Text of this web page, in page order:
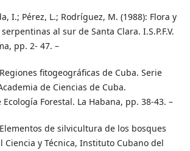
I.; Pérez, L.; Rodríguez, M. (1988): Flora y
al sur de Santa Clara. I.S.P.F.V.
pp. 2- 47. –
fitogeográficas de Cuba. Serie
de Ciencias de Cuba.
Forestal. La Habana, pp. 38-43. –
Elementos de silvicultura de los bosques
Ciencia y Técnica, Instituto Cubano del